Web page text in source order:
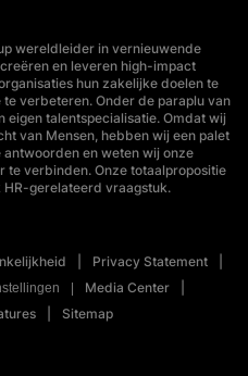
wereldleider in vernieuwende
en leveren high-impact
hun zakelijke doelen te
verbeteren. Onder de paraplu van
eigen talentspecialisatie. Omdat wij
van Mensen, hebben wij een palet
en weten wij onze
te verbinden. Onze totaalpropositie
gerelateerd vraagstuk.
Privacy Statement
Media Center
Sitemap